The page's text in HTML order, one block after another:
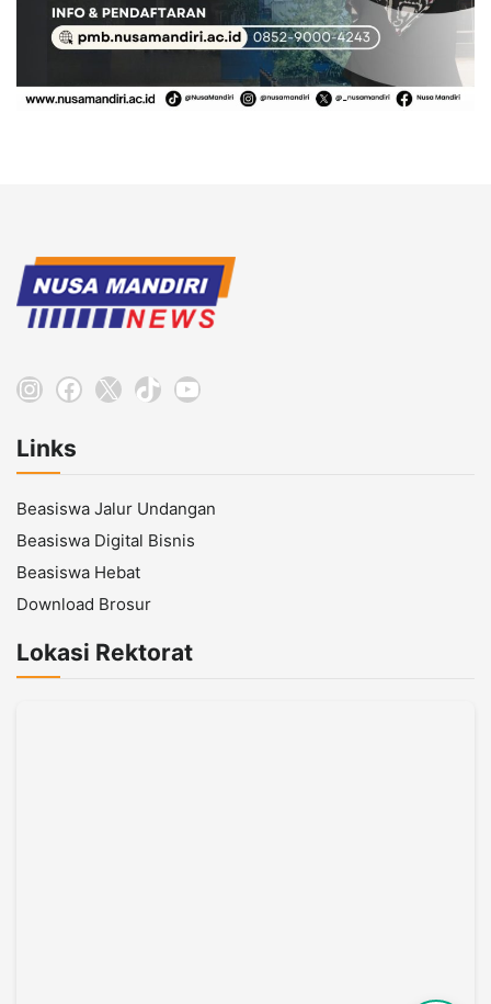
Instagram
Facebook
X TikTokYouTube
Links
Beasiswa Jalur Undangan
Beasiswa Digital Bisnis
Beasiswa Hebat
Download Brosur
Lokasi Rektorat